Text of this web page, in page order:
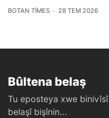
BOTAN TIMES 28 TEM 2026
Bûltena belaş
Tu eposteya xwe
belaşî bişînin...